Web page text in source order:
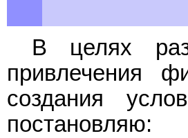
В целях
привлечения
создания
постановляю: